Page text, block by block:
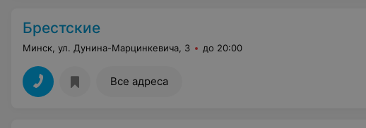
Брестские
Минск, ул. Дунина-Марцинкевича, 3 до 20:00
Все адреса